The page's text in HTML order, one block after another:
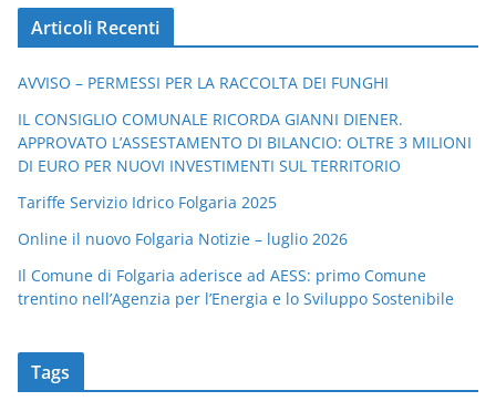
Articoli Recenti
AVVISO – PERMESSI PER LA RACCOLTA DEI FUNGHI
IL CONSIGLIO COMUNALE RICORDA GIANNI DIENER.
APPROVATO L’ASSESTAMENTO DI BILANCIO: OLTRE 3 MILIONI
DI EURO PER NUOVI INVESTIMENTI SUL TERRITORIO
Tariffe Servizio Idrico Folgaria 2025
Online il nuovo Folgaria Notizie – luglio 2026
Il Comune di Folgaria aderisce ad AESS: primo Comune
trentino nell’Agenzia per l’Energia e lo Sviluppo Sostenibile
Tags